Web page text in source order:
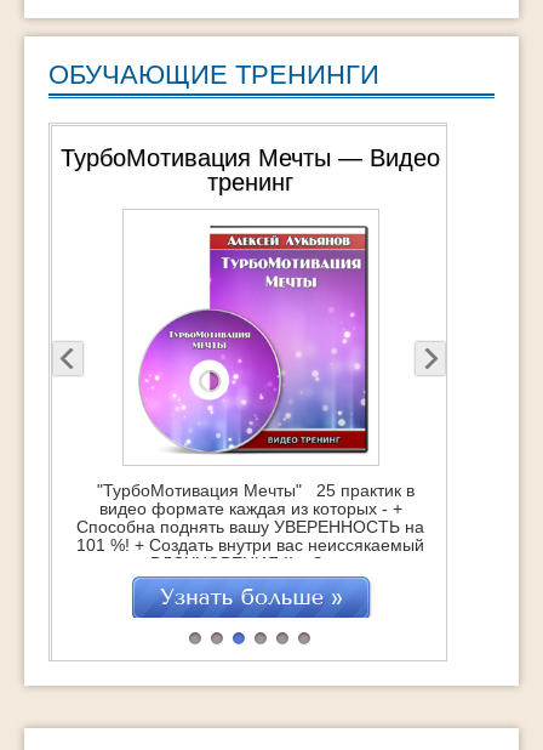
ОБУЧАЮЩИЕ ТРЕНИНГИ
ТурбоМотивация Мечты — Видео
тренинг
"ТурбоМотивация Мечты" 25 практик в
видео формате каждая из которых - +
Способна поднять вашу УВЕРЕННОСТЬ на
101 %! + Создать внутри вас неиссякаемый
источник ВДОХНОВЕНИЯ !! + Зажечь супер-
мотивацию на достижение Мечты !!!
"ТурбоМотивация Мечты" это : 25
практических техник, которые помогут
навсегда обрести Вдохновение Обретение